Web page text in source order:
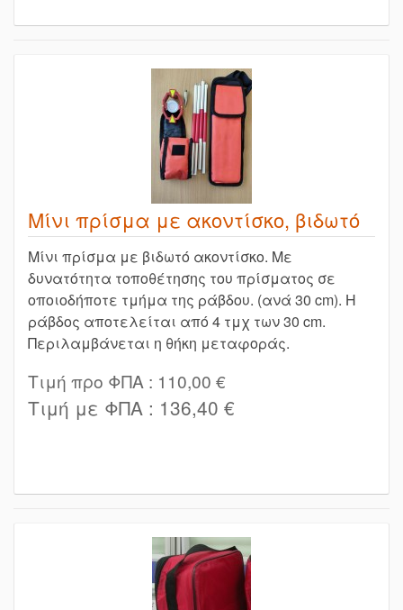
Μίνι πρίσμα με ακοντίσκο, βιδωτό
Μίνι πρίσμα με βιδωτό ακοντίσκο. Με
δυνατότητα τοποθέτησης του πρίσματος σε
οποιοδήποτε τμήμα της ράβδου. (ανά 30 cm). Η
ράβδος αποτελείται από 4 τμχ των 30 cm.
Περιλαμβάνεται η θήκη μεταφοράς.
Τιμή προ ΦΠΑ : 110,00 €
Τιμή με ΦΠΑ : 136,40 €